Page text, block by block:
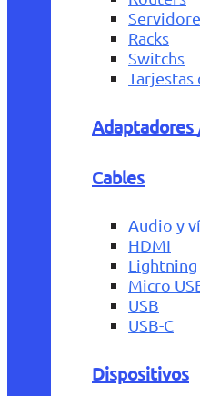
Racks
Switchs
Tarjestas
Adaptadores
Cables
Audio y
HDMI
Lightning
Micro
USB
USB-C
Dispositivos